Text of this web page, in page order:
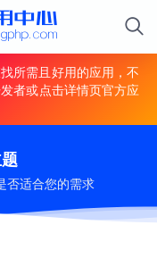
所需且好用的应用，不
者或点击详情页官方应
否适合您的需求